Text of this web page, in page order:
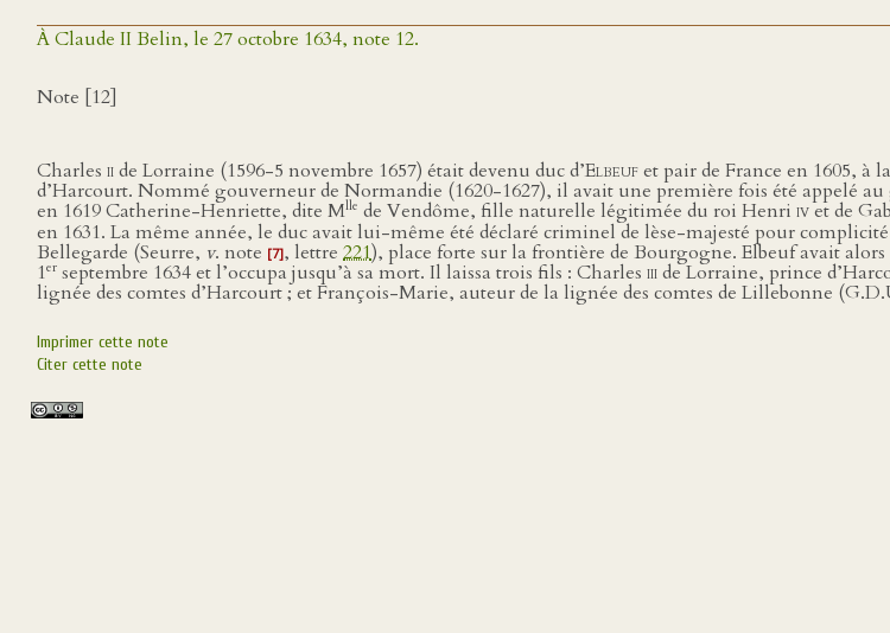
À Claude II Belin, le 27 octobre 1634, note 12.
Note [12]
Charles iide Lorraine (1596-5 novembre 1657) était devenu duc d’Elbeufet pair de France en 1605, à
d’Harcourt. Nommé gouverneur de Normandie (1620-1627), il avait une première fois été appelé
en 1619 Catherine-Henriette, dite Mlle de Vendôme, fille naturelle légitimée du roi Henri ivet de
en 1631. La même année, le duc avait lui-même été déclaré criminel de lèse-majesté pour
Bellegarde (Seurre, v. note [7], lettre 221), place forte sur la frontière de Bourgogne. Elbeuf avait
1er septembre 1634 et l’occupa jusqu’à sa mort. Il laissa trois fils : Charles iiide Lorraine, prince
lignée des comtes d’Harcourt ; et François-Marie, auteur de la lignée des comtes de Lillebonne
Imprimer cette note
Citer cette note